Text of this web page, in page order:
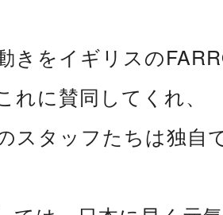
きをイギリスの
れに賛同してくれ、
スタッフたちは独自